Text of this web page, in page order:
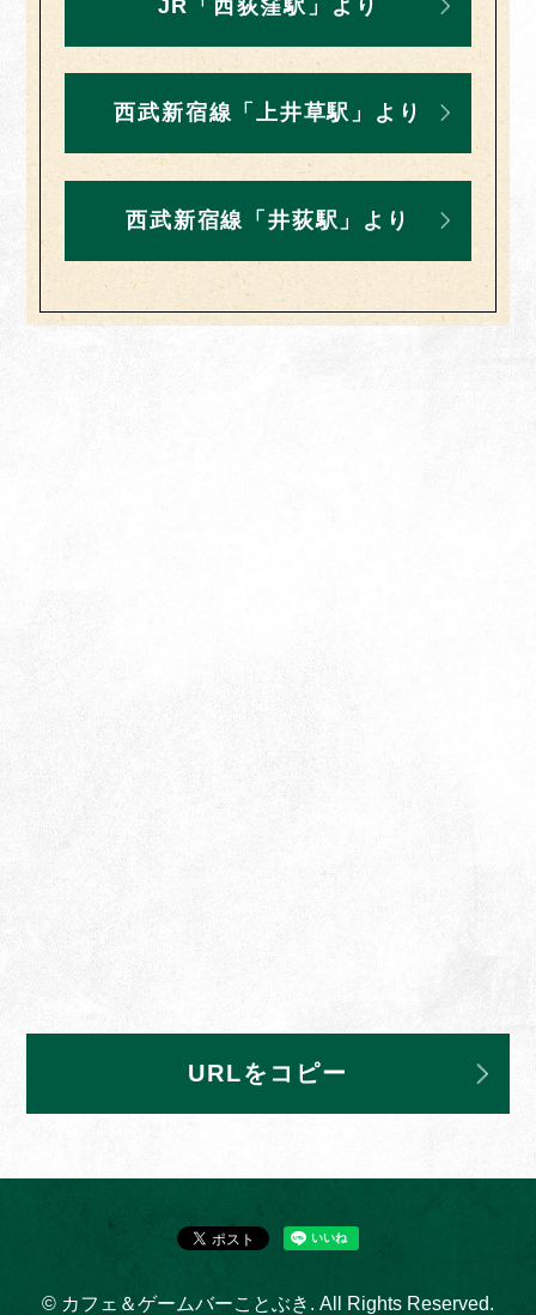
JR「西荻窪駅」より
西武新宿線「上井草駅」より
西武新宿線「井荻駅」より
URLをコピー
© カフェ＆ゲームバーことぶき. All Rights Reserved.